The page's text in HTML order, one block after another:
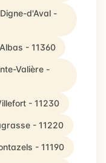
d'Aval -
- 11360
Valière -
- 11230
- 11220
- 11190